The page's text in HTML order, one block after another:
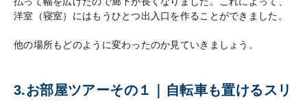
洋室（寝室）にはもうひとつ出入口を作ることができました。
他の場所もどのように変わったのか見ていきましょう。
3.お部屋ツアーその１｜自転車も置けるスリ